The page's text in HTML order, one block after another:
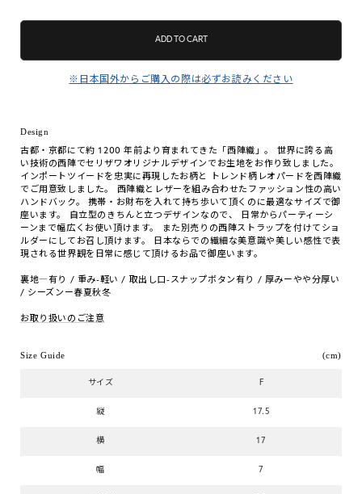
ADD TO CART
※日本国外からご購入の際は必ずお読みください
Design
古都・京都にて約 1200 年前より育まれてきた「西陣織」。 世界に誇る高
い技術の西陣でセリザワオリジナルデザインでお生地をお作り致しました。
インポートツイードを忠実に再現したお柄と トレンド柄レオパードを西陣織
でご用意致しました。 西陣織とレザーを組み合わせたファッション性の高い
ハンドバック。 携帯・お財布を入れて持ち歩いて頂くのに最適なサイズで御
座います。 自立型のきちんと立つデザインなので、 日常からパーティーシ
ーンまで幅広くお使い頂けます。 また別売りの西陣ストラップを付けてショ
ルダーにしてお召し頂けます。 日本ならでの繊細な美意識や美しい感性で表
現される世界観を日常に感じて頂けるお品で御座います。
裏地―有り / 重み-軽い / 取出し口-スナップボタン有り / 厚みーやや分厚い
/ シーズンー春夏秋冬
お取り扱いのご注意
Size Guide (cm)
サイズ F
縦 17.5
横 17
幅 7